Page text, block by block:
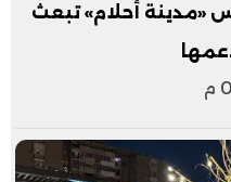
«مدينة أحلام» تبعث